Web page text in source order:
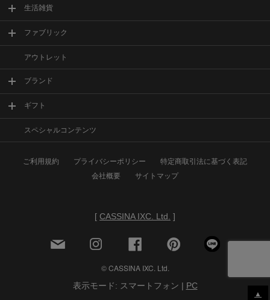
▲
生活雑貨
ファブリック
アウトレット
ブランド
ギフト
スペシャルコンテンツ
ご利用規約 プライバシーポリシー
特定商取引法に基づく表記
会社概要
サイトマップ
[ CASSINA IXC. Ltd. ]
© CASSINA IXC. Ltd.
表示モード: スマートフォン | PC